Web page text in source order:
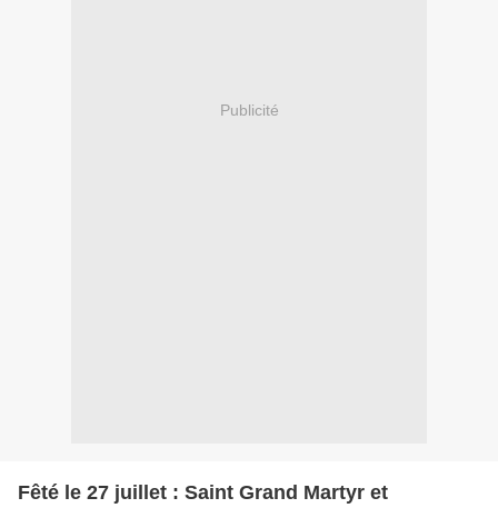
Publicité
Fêté le 27 juillet : Saint Grand Martyr et